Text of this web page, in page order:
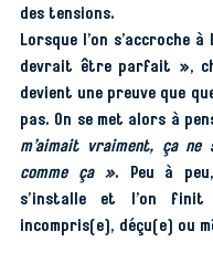
des tensions.
Lorsque l’on s’accroche
devrait être parfait »,
devient une preuve que
pas. On se met alors à
m’aimait vraiment, ça
comme ça ». Peu à
s’installe et l’on
incompris(e), déçu(e) ou